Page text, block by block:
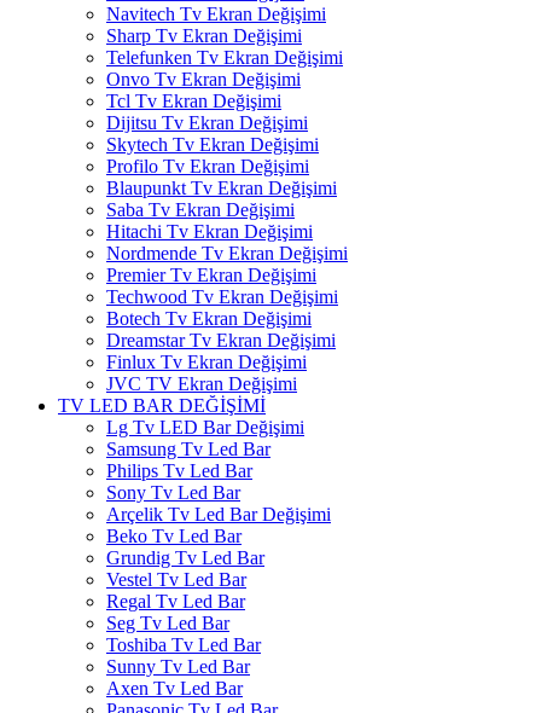
Navitech Tv Ekran Değişimi
Sharp Tv Ekran Değişimi
Telefunken Tv Ekran Değişimi
Onvo Tv Ekran Değişimi
Tcl Tv Ekran Değişimi
Dijitsu Tv Ekran Değişimi
Skytech Tv Ekran Değişimi
Profilo Tv Ekran Değişimi
Blaupunkt Tv Ekran Değişimi
Saba Tv Ekran Değişimi
Hitachi Tv Ekran Değişimi
Nordmende Tv Ekran Değişimi
Premier Tv Ekran Değişimi
Techwood Tv Ekran Değişimi
Botech Tv Ekran Değişimi
Dreamstar Tv Ekran Değişimi
Finlux Tv Ekran Değişimi
JVC TV Ekran Değişimi
TV LED BAR DEĞİŞİMİ
Lg Tv LED Bar Değişimi
Samsung Tv Led Bar
Philips Tv Led Bar
Sony Tv Led Bar
Arçelik Tv Led Bar Değişimi
Beko Tv Led Bar
Grundig Tv Led Bar
Vestel Tv Led Bar
Regal Tv Led Bar
Seg Tv Led Bar
Toshiba Tv Led Bar
Sunny Tv Led Bar
Axen Tv Led Bar